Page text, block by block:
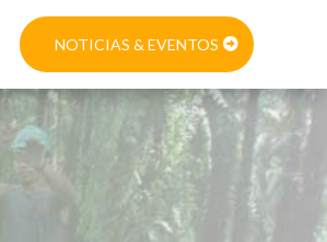
NOTICIAS & EVENTOS